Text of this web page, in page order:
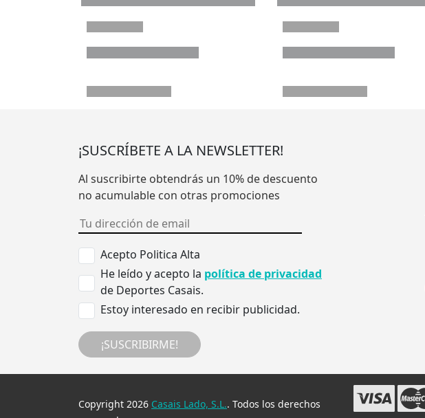
¡SUSCRÍBETE A LA NEWSLETTER!
Al suscribirte obtendrás un 10% de descuento
no acumulable con otras promociones
Acepto Politica Alta
He leído y acepto la política de privacidad
de Deportes Casais.
Estoy interesado en recibir publicidad.
¡SUSCRIBIRME!
Copyright 2026 Casais Lado, S.L.. Todos los derechos